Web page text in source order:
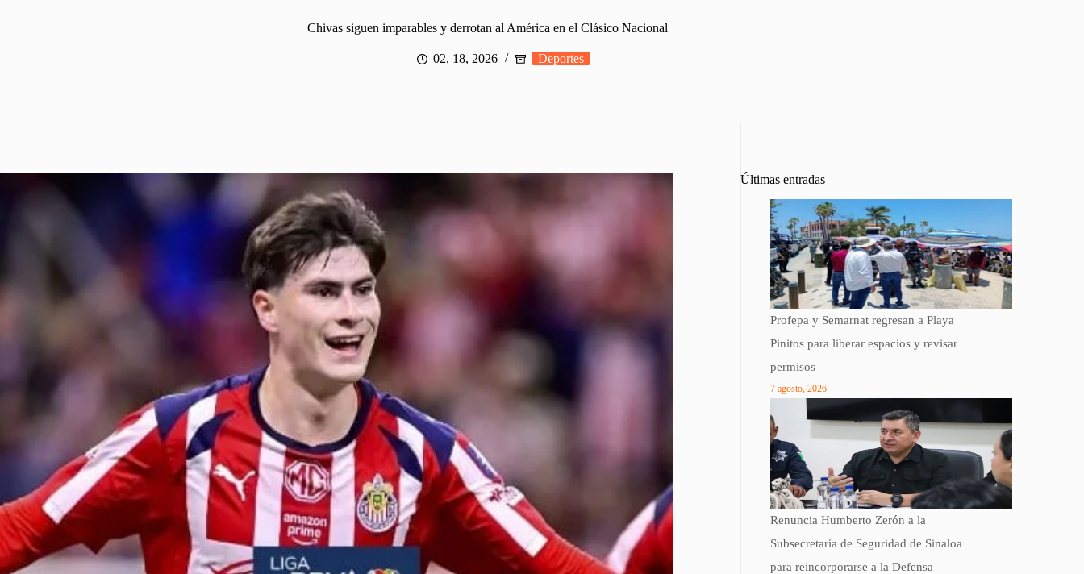
Chivas siguen imparables y derrotan al América en el Clásico Nacional
02, 18, 2026 Deportes
Últimas entradas
Profepa y Semarnat regresan a Playa
Pinitos para liberar espacios y revisar
permisos
7 agosto, 2026
Renuncia Humberto Zerón a la
Subsecretaría de Seguridad de Sinaloa
para reincorporarse a la Defensa